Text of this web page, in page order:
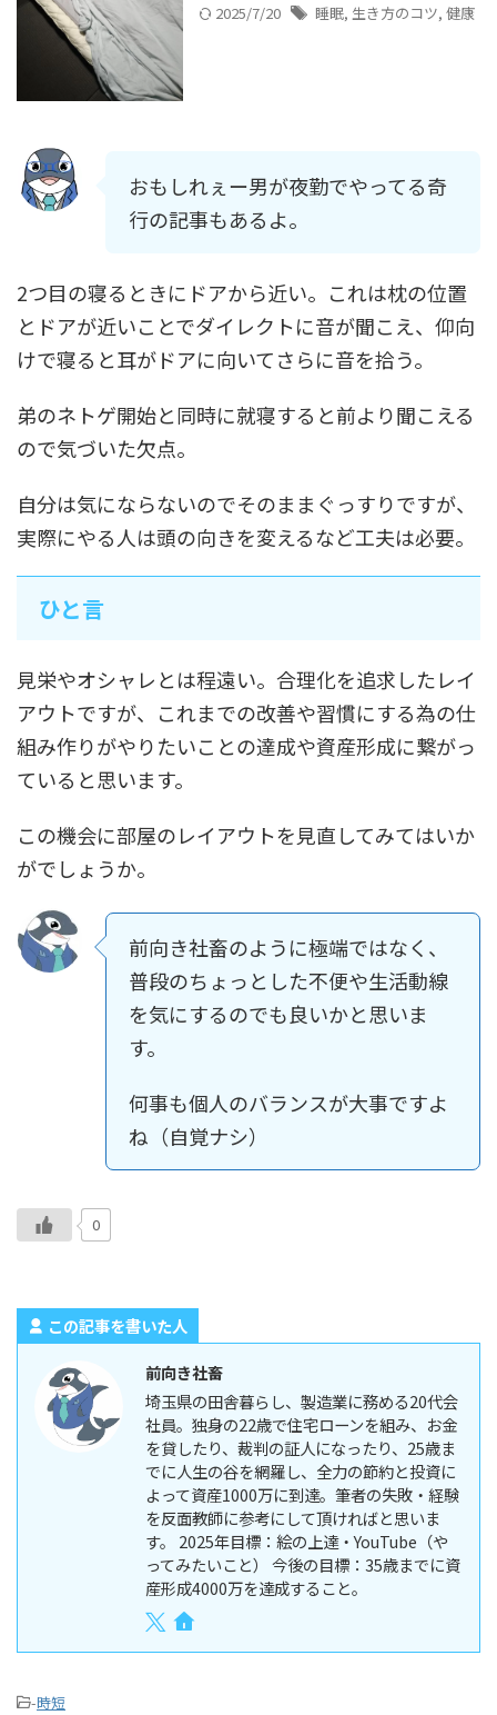
2025/7/20 睡眠, 生き方のコツ, 健康
おもしれぇー男が夜勤でやってる奇
行の記事もあるよ。
2つ目の寝るときにドアから近い。これは枕の位置
とドアが近いことでダイレクトに音が聞こえ、仰向
けで寝ると耳がドアに向いてさらに音を拾う。
弟のネトゲ開始と同時に就寝すると前より聞こえる
ので気づいた欠点。
自分は気にならないのでそのままぐっすりですが、
実際にやる人は頭の向きを変えるなど工夫は必要。
ひと言
見栄やオシャレとは程遠い。合理化を追求したレイ
アウトですが、これまでの改善や習慣にする為の仕
組み作りがやりたいことの達成や資産形成に繋がっ
ていると思います。
この機会に部屋のレイアウトを見直してみてはいか
がでしょうか。
前向き社畜のように極端ではなく、
普段のちょっとした不便や生活動線
を気にするのでも良いかと思いま
す。
何事も個人のバランスが大事ですよ
ね（自覚ナシ）
0
この記事を書いた人
前向き社畜
埼玉県の田舎暮らし、製造業に務める20代会
社員。独身の22歳で住宅ローンを組み、お金
を貸したり、裁判の証人になったり、25歳ま
でに人生の谷を網羅し、全力の節約と投資に
よって資産1000万に到達。筆者の失敗・経験
を反面教師に参考にして頂ければと思いま
す。 2025年目標：絵の上達・YouTube（や
ってみたいこと） 今後の目標：35歳までに資
産形成4000万を達成すること。
-時短